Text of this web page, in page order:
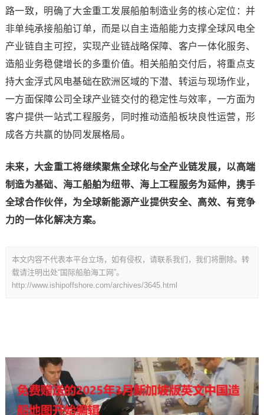
路一致，明确了大金重工发展船舶制造业务的核心定位：并
非单纯承接船舶订单，而是以自主造船能力支撑全球风电全
产业链自主可控，实现产业链战略保障、客户一体化服务、
造船业务稳健增长的多重价值。相关船舶交付后，将重点支
持大金浮式风电基础在欧洲区域的下潜、转运与现场作业，
一方面保障公司全球产业链交付的稳定性与效率，一方面为
客户提供一站式工程服务，同时推动造船板块良性运营，形
成各方共赢的协同发展格局。
未来，大金重工将继续聚焦全球化与全产业链发展，以高端
制造为基础、海工船舶为纽带、海上工程服务为延伸，携手
全球合作伙伴，为全球新能源产业提供安全、高效、有竞争
力的一体化解决方案。
本文内容不代表本平台立场，如有侵权，请联系我们，我们将删除。转
载请注明出处“国际船舶海工网”。
http://www.ishipoffshore.com/archives/3645.html